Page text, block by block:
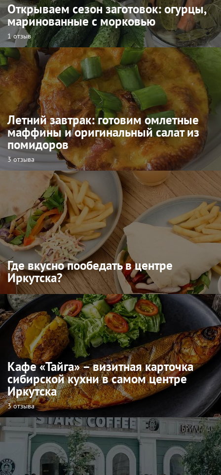
Открываем сезон заготовок: огурцы,
маринованные с морковью
1 отзыв
Летний завтрак: готовим омлетные
маффины и оригинальный салат из
помидоров
3 отзыва
Где вкусно пообедать в центре
Иркутска?
Кафе «Тайга» – визитная карточка
сибирской кухни в самом центре
Иркутска
3 отзыва